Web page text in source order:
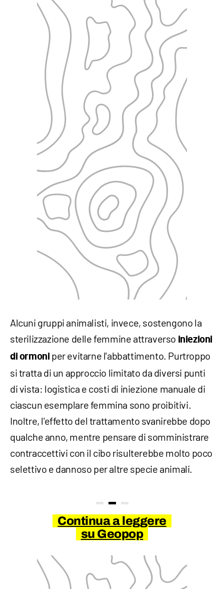
Alcuni gruppi animalisti, invece, sostengono la
sterilizzazione delle femmine attraverso iniezioni
di ormoni per evitarne l'abbattimento. Purtroppo
si tratta di un approccio limitato da diversi punti
di vista: logistica e costi di iniezione manuale di
ciascun esemplare femmina sono proibitivi.
Inoltre, l'effetto del trattamento svanirebbe dopo
qualche anno, mentre pensare di somministrare
contraccettivi con il cibo risulterebbe molto poco
selettivo e dannoso per altre specie animali.
Continua a leggere
su Geopop